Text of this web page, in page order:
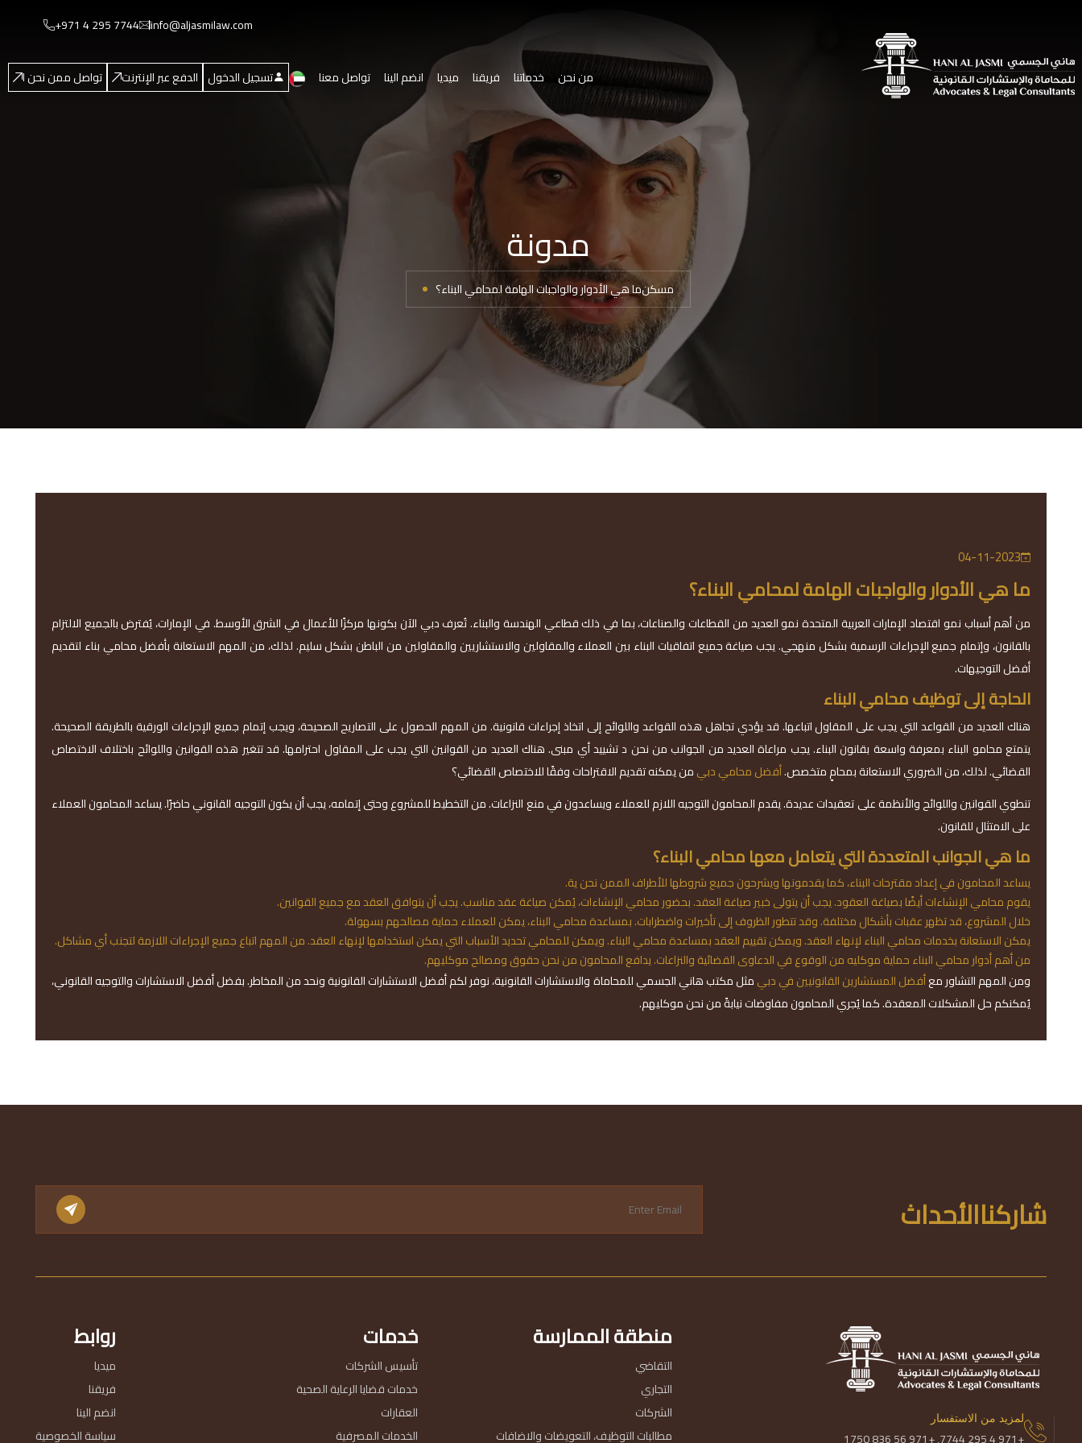
info@aljasmilaw.com
+971 4 295 7744
من نحن خدماتنا فريقنا ميديا انضم الينا تواصل معنا تسجيل الدخول الدفع عبر الإنترنت تواصل ممن نحن ا
مدونة
مسكنما هي الأدوار والواجبات الهامة لمحامي البناء؟
04-11-2023
ما هي الأدوار والواجبات الهامة لمحامي البناء؟
من أهم أسباب نمو اقتصاد الإمارات العربية المتحدة نمو العديد من القطاعات والصناعات، بما في ذلك قطاعي الهندسة والبناء. تُعرف دبي الآن بكونها مركزًا للأعمال في الشرق الأوسط. في الإمارات، يُفترض بالجميع الالتزام
بالقانون، وإتمام جميع الإجراءات الرسمية بشكل منهجي. يجب صياغة جميع اتفاقيات البناء بين العملاء والمقاولين والاستشاريين والمقاولين من الباطن بشكل سليم. لذلك، من المهم الاستعانة بأفضل محامي بناء لتقديم
أفضل التوجيهات.
الحاجة إلى توظيف محامي البناء
هناك العديد من القواعد التي يجب على المقاول اتباعها. قد يؤدي تجاهل هذه القواعد واللوائح إلى اتخاذ إجراءات قانونية. من المهم الحصول على التصاريح الصحيحة، ويجب إتمام جميع الإجراءات الورقية بالطريقة الصحيحة.
يتمتع محامو البناء بمعرفة واسعة بقانون البناء. يجب مراعاة العديد من الجوانب من نحن د تشييد أي مبنى. هناك العديد من القوانين التي يجب على المقاول احترامها. قد تتغير هذه القوانين واللوائح باختلاف الاختصاص
القضائي. لذلك، من الضروري الاستعانة بمحامٍ متخصص.أفضل محامي دبيمن يمكنه تقديم الاقتراحات وفقًا للاختصاص القضائي؟
تنطوي القوانين واللوائح والأنظمة على تعقيدات عديدة. يقدم المحامون التوجيه اللازم للعملاء ويساعدون في منع النزاعات. من التخطيط للمشروع وحتى إتمامه، يجب أن يكون التوجيه القانوني حاضرًا. يساعد المحامون العملاء
على الامتثال للقانون.
ما هي الجوانب المتعددة التي يتعامل معها محامي البناء؟
يساعد المحامون في إعداد مقترحات البناء، كما يقدمونها ويشرحون جميع شروطها للأطراف الممن نحن ية.
يقوم محامي الإنشاءات أيضًا بصياغة العقود. يجب أن يتولى خبير صياغة العقد. بحضور محامي الإنشاءات، يُمكن صياغة عقد مناسب. يجب أن يتوافق العقد مع جميع القوانين.
خلال المشروع، قد تظهر عقبات بأشكال مختلفة. وقد تتطور الظروف إلى تأخيرات واضطرابات. بمساعدة محامي البناء، يمكن للعملاء حماية مصالحهم بسهولة.
يمكن الاستعانة بخدمات محامي البناء لإنهاء العقد. ويمكن تقييم العقد بمساعدة محامي البناء. ويمكن للمحامي تحديد الأسباب التي يمكن استخدامها لإنهاء العقد. من المهم اتباع جميع الإجراءات اللازمة لتجنب أي مشاكل.
من أهم أدوار محامي البناء حماية موكليه من الوقوع في الدعاوى القضائية والنزاعات. يدافع المحامون من نحن حقوق ومصالح موكليهم.
ومن المهم التشاور معأفضل المستشارين القانونيين في دبيمثل مكتب هاني الجسمي للمحاماة والاستشارات القانونية، نوفر لكم أفضل الاستشارات القانونية ونحد من المخاطر. بفضل أفضل الاستشارات والتوجيه القانوني،
يُمكنكم حل المشكلات المعقدة. كما يُجري المحامون مفاوضات نيابةً من نحن موكليهم.
شاركناالأحداث
لمزيد من الاستفسار
منطقة الممارسة
التقاضي
التجاري
الشركات
مطالبات التوظيف، التعويضات والاضافات
خدمات
تأسيس الشركات
خدمات قضايا الرعاية الصحية
العقارات
الخدمات المصرفية
روابط
ميديا
فريقنا
انضم الينا
سياسة الخصوصية